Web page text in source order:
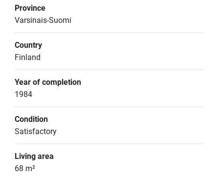
Province
Varsinais-Suomi
Country
Finland
Year of completion
1984
Condition
Satisfactory
Living area
68 m²